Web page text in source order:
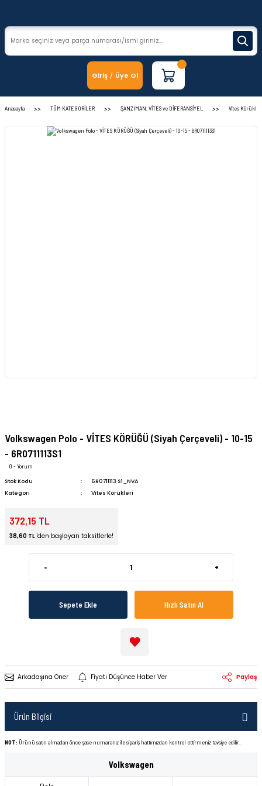
Giriş / Üye Ol
Anasayfa TÜM KATEGORİLER ŞANZIMAN, VİTES ve DİFERANSİYEL Vites Körükleri
Volkswagen Polo - VİTES KÖRÜĞÜ (Siyah Çerçeveli) - 10-15
- 6R0711113S1
0 - Yorum
Stok Kodu
6R0711113 S1_NVA
Kategori
Vites Körükleri
372,15 TL
38,60 TL 'den başlayan taksitlerle!
- +
Sepete Ekle Hızlı Satın Al
Arkadaşına Öner Fiyatı Düşünce Haber Ver Paylaş
Ürün Bilgisi
NOT: Ürünü satın almadan önce şase numaranız ile sipariş hattımızdan kontrol ettirmeniz tavsiye edilir.
Volkswagen